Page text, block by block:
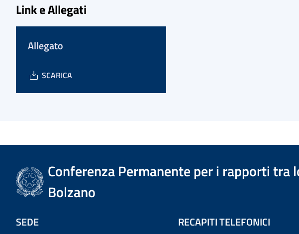
Link e Allegati
Allegato
SCARICA
Conferenza Permanente per i rapporti tra
Bolzano
SEDE RECAPITI TELEFONICI